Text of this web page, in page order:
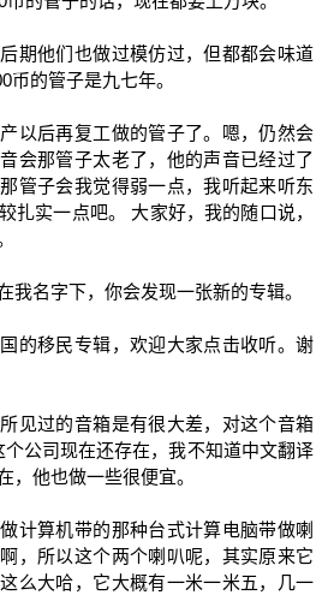
期他们也做过模仿过，但都都会味道
币的管子是九七年。
以后再复工做的管子了。嗯，仍然会
会那管子太老了，他的声音已经过了
管子会我觉得弱一点，我听起来听东
扎实一点吧。 大家好，我的随口说，
我名字下，你会发现一张新的专辑。
的移民专辑，欢迎大家点击收听。谢
见过的音箱是有很大差，对这个音箱
个公司现在还存在，我不知道中文翻译
，他也做一些很便宜。
计算机带的那种台式计算电脑带做喇
，所以这个两个喇叭呢，其实原来它
么大哈，它大概有一米一米五，几一